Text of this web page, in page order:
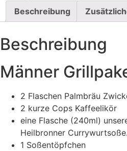
Beschreibung
Beschreibung
Männer
2 Flaschen Palmbräu
2 kurze Cops Kaffeelikör
eine Flasche (240ml)
Heilbronner Currywurtsoße.
1 Soßentöpfchen